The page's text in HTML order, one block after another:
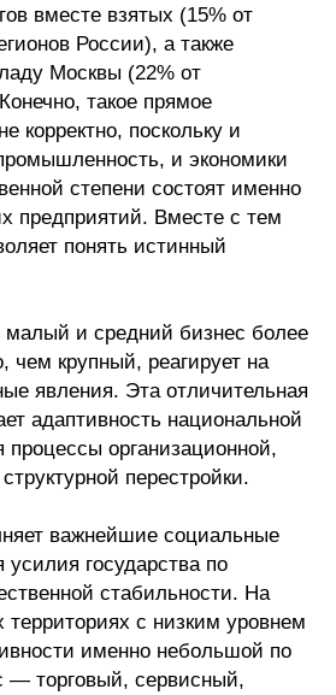
семинар
французский семинар
регионы
прогнозы
прогноз
прогноз
промышленного
вместе взятых (15% от
России), а также
Москвы (22% от
такое прямое
корректно, поскольку и
и экономики
степени состоят именно
предприятий. Вместе с тем
понять истинный
малый и средний бизнес более
чем крупный, реагирует на
явления. Эта отличительная
адаптивность национальной
процессы организационной,
перестройки.
важнейшие социальные
государства по
стабильности. На
территориях с низким уровнем
именно небольшой по
— торговый, сервисный,